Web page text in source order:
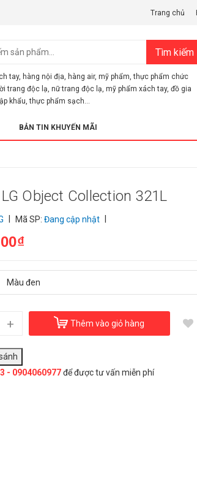
Trang chủ
Tìm kiếm
tay, hàng nội địa, hàng air, mỹ phẩm,thực phẩm chức
trang độc lạ, nữ trang độc lạ, mỹ phẩm xách tay, đồ gia
khẩu,thực phẩm sạch...
BẢN TIN KHUYẾN MÃI
Object Collection 321L
Mã SP: Đang cập nhật
+ Thêm vào giỏ hàng
- 0904060977để được tư vấn miễn phí
đông LG Object Collection 321L
sắc: Màu đen
Đây là giải pháp trải nghiệm phát triển bởi EGANY